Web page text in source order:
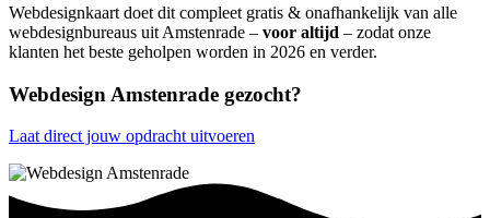
Webdesignkaart doet dit compleet gratis & onafhankelijk van alle
webdesignbureaus uit Amstenrade – voor altijd – zodat onze
klanten het beste geholpen worden in 2026 en verder.
Webdesign Amstenrade gezocht?
Laat direct jouw opdracht uitvoeren